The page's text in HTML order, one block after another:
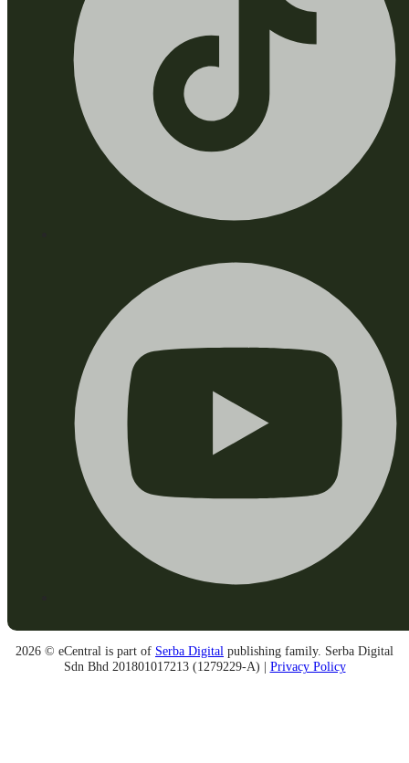
2026 © eCentral is part of Serba Digital publishing family. Serba Digital
Sdn Bhd 201801017213 (1279229-A) | Privacy Policy